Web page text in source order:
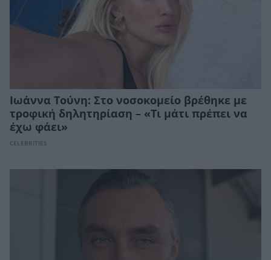
Ιωάννα Τούνη: Στο νοσοκομείο βρέθηκε με
τροφική δηλητηρίαση – «Τι μάτι πρέπει να
έχω φάει»
CELEBRITIES